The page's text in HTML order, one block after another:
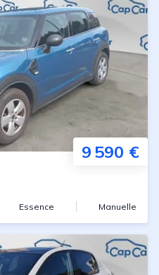
9 590 €
Essence Manuelle